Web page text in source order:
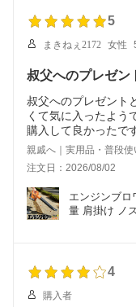
5
まきねぇ2172 女性
叔父へのプレゼン
叔父へのプレゼント
くて気に入ったよう
購入して良かったで
親戚へ｜実用品・普段使
注文日：2026/08/02
エンジンブ
量 肩掛け ノ
4
購入者